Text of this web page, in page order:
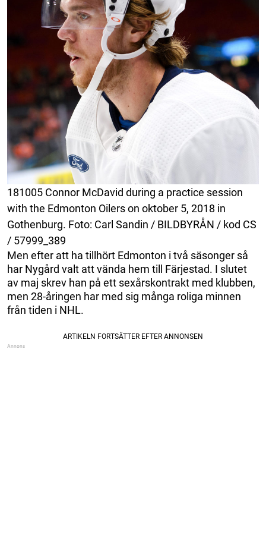
181005 Connor McDavid during a practice session
with the Edmonton Oilers on oktober 5, 2018 in
Gothenburg. Foto: Carl Sandin / BILDBYRÅN / kod CS
/ 57999_389
Men efter att ha tillhört Edmonton i två säsonger så
har Nygård valt att vända hem till Färjestad. I slutet
av maj skrev han på ett sexårskontrakt med klubben,
men 28-åringen har med sig många roliga minnen
från tiden i NHL.